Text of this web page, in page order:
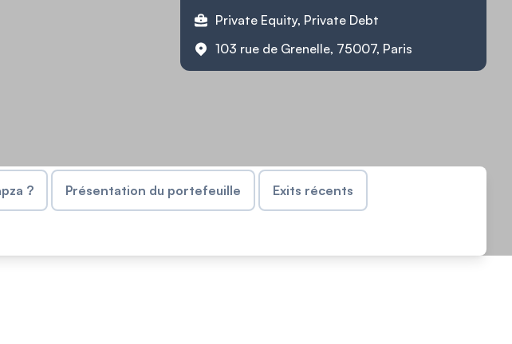
Private Equity, Private Debt
103 rue de Grenelle, 75007, Paris
? Présentation du portefeuille Exits récents